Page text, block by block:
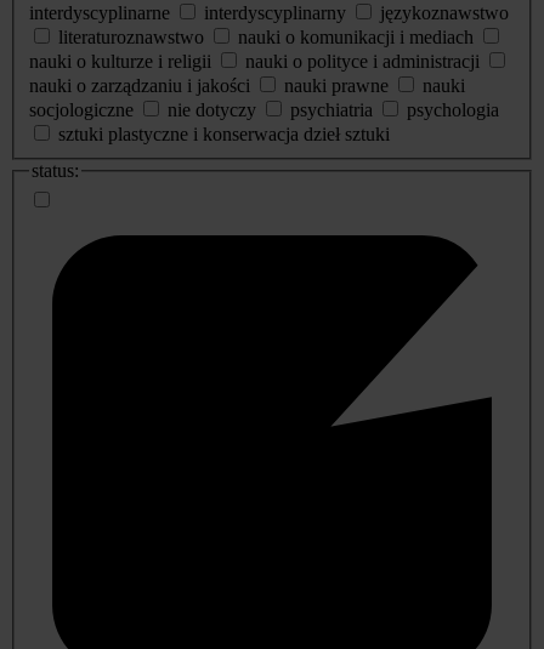
interdyscyplinarne
interdyscyplinarny
językoznawstwo
literaturoznawstwo
nauki o komunikacji i mediach
nauki o kulturze i religii
nauki o polityce i administracji
nauki o zarządzaniu i jakości
nauki prawne
nauki
socjologiczne
nie dotyczy psychiatria
psychologia
sztuki plastyczne i konserwacja dzieł sztuki
status: